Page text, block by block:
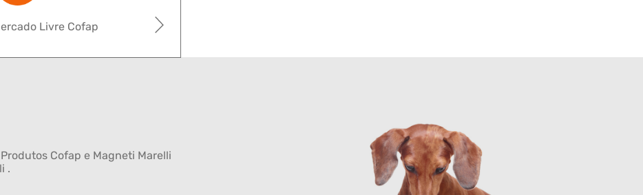
Livre Cofap
Cofap e Magneti Marelli
.